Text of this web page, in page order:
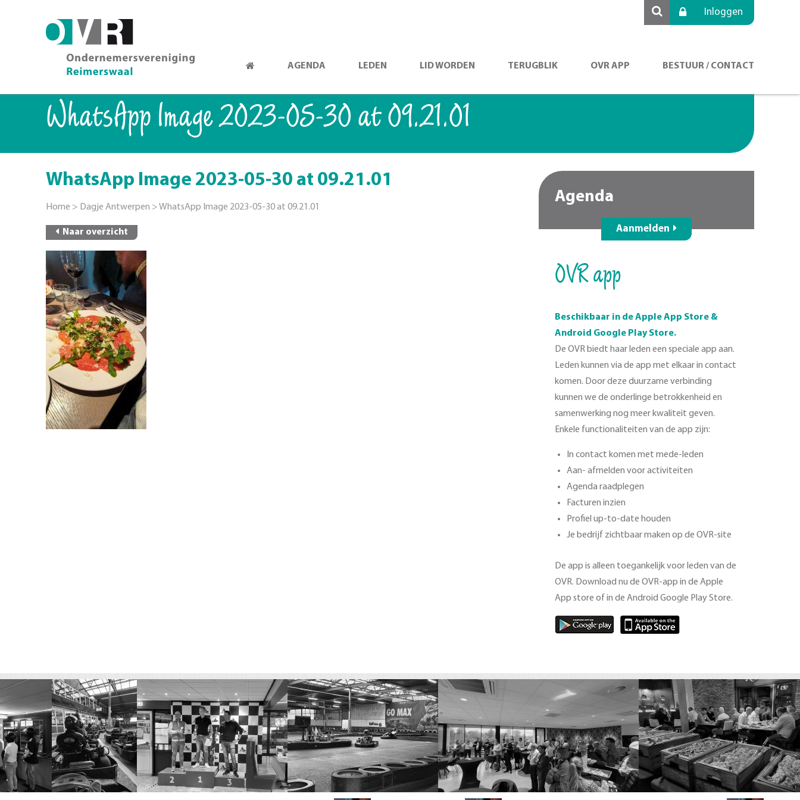
Inloggen
AGENDA LEDEN LID WORDEN TERUGBLIK OVR APP BESTUUR / CONTACT
WhatsApp Image 2023-05-30 at 09.21.01
WhatsApp Image 2023-05-30 at 09.21.01
Home > Dagje Antwerpen >WhatsApp Image 2023-05-30 at 09.21.01
Naar overzicht
Agenda
Aanmelden
OVR app
Beschikbaar in de Apple App Store &
Android Google Play Store.
De OVR biedt haar leden een speciale app aan.
Leden kunnen via de app met elkaar in contact
komen. Door deze duurzame verbinding
kunnen we de onderlinge betrokkenheid en
samenwerking nog meer kwaliteit geven.
Enkele functionaliteiten van de app zijn:
In contact komen met mede-leden
Aan- afmelden voor activiteiten
Agenda raadplegen
Facturen inzien
Profiel up-to-date houden
Je bedrijf zichtbaar maken op de OVR-site
De app is alleen toegankelijk voor leden van de
OVR. Download nu de OVR-app in de Apple
App store of in de Android Google Play Store.